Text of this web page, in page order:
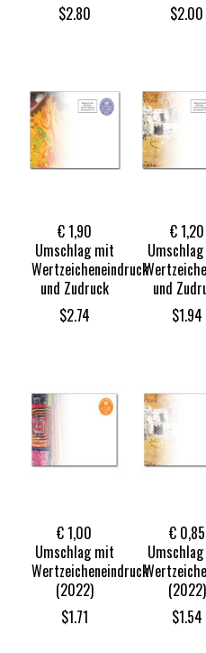
$2.80
$2.00
€ 1,90
Umschlag mit
Wertzeicheneindruck
und Zudruck
$2.74
€ 1,20
und
$1.94
€ 1,00
Umschlag mit
Wertzeicheneindruck
(2022)
$1.71
€ 0,85
(2022)
$1.54